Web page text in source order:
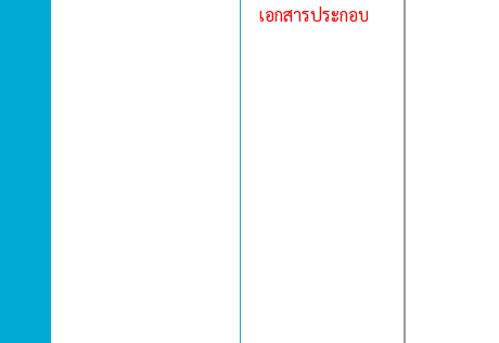
เอกสารประกอบ